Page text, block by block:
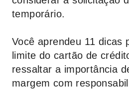
temporário.
Você aprendeu 11 dicas
limite do cartão de
ressaltar a importância
margem com